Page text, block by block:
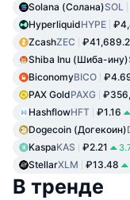
Solana (Солана)SOL
HyperliquidHYPE
ZcashZEC
Shiba Inu (Шиба-ину)
BiconomyBICO
PAX GoldPAXG
HashflowHFT ₽1.16
Dogecoin (Догекоин)
KaspaKAS ₽2.21
StellarXLM ₽13.48
В тренде